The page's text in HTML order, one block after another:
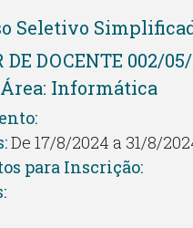
Seletivo
DOCENTE 002/
Área: Informática
De 17/8/2024 a 31/8/
para Inscrição: